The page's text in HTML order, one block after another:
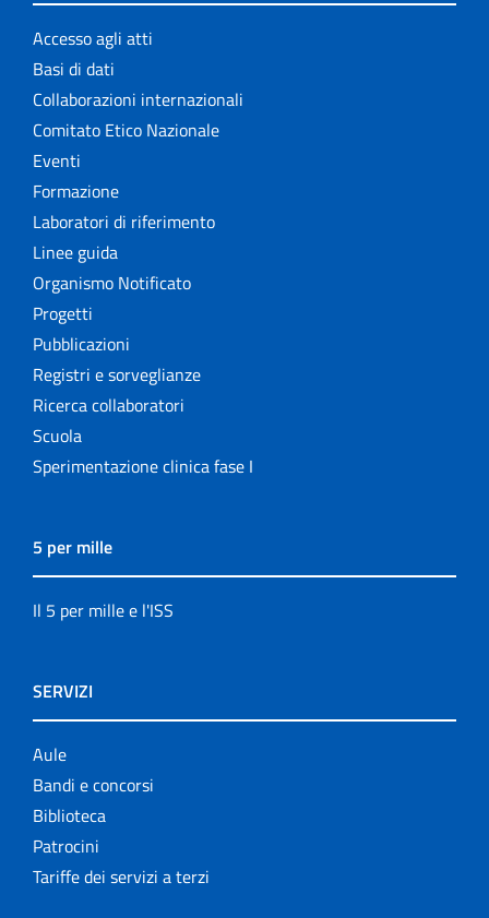
Accesso agli atti
Basi di dati
Collaborazioni internazionali
Comitato Etico Nazionale
Eventi
Formazione
Laboratori di riferimento
Linee guida
Organismo Notificato
Progetti
Pubblicazioni
Registri e sorveglianze
Ricerca collaboratori
Scuola
Sperimentazione clinica fase I
5 per mille
Il 5 per mille e l'ISS
SERVIZI
Aule
Bandi e concorsi
Biblioteca
Patrocini
Tariffe dei servizi a terzi